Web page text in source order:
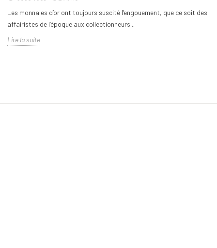
Les monnaies d’or ont toujours suscité l’engouement, que ce soit des
affairistes de l’époque aux collectionneurs...
Lire la suite